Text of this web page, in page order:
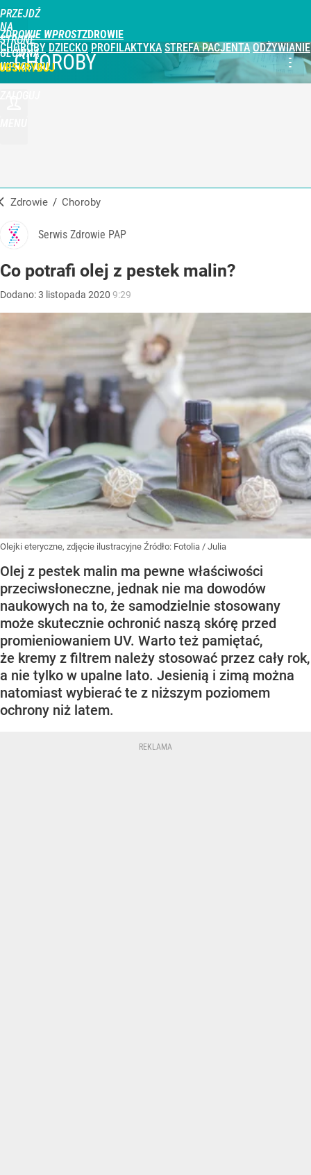
PRZEJDŹ
NA
STRONĘ
GŁÓWNĄ
WPROST.PL
ZDROWIE WPROST
CHOROBY DZIECKO PROFILAKTYKA STREFA PACJENTA ODŻYWIANIE
CHOROBY
Zdrowie / Choroby
Serwis Zdrowie PAP
Co potrafi olej z pestek malin?
Dodano:3 listopada 2020 9:29
Olejki eteryczne, zdjęcie ilustracyjne Źródło: Fotolia / Julia
Olej z pestek malin ma pewne właściwości
przeciwsłoneczne, jednak nie ma dowodów
naukowych na to, że samodzielnie stosowany
może skutecznie ochronić naszą skórę przed
promieniowaniem UV. Warto też pamiętać,
że kremy z filtrem należy stosować przez cały rok,
a nie tylko w upalne lato. Jesienią i zimą można
natomiast wybierać te z niższym poziomem
ochrony niż latem.